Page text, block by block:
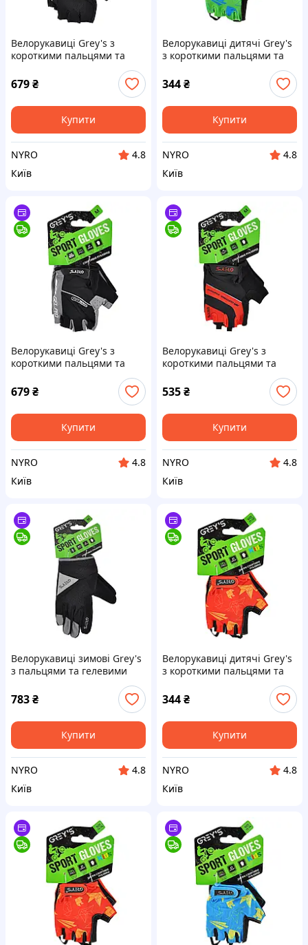
Велорукавиці Grey's з
короткими пальцями та
гелевими вставками, чорні
L GR18113 cx.
679₴
Купити
NYRO
4.8
Київ
Велорукавиці дитячі Grey's
з короткими пальцями та
зелено-чорні (розмір 11-12)
GR18714 cx.
344₴
Купити
NYRO
4.8
Київ
Велорукавиці Grey's з
короткими пальцями та
чорно-сірі М GR18132 cx.
679₴
Купити
NYRO
4.8
Київ
Велорукавиці Grey's з
короткими пальцями та
чорно-червоні М GR18332
cx.
535₴
Купити
NYRO
4.8
Київ
Велорукавиці зимові Grey's
з пальцями та гелевими
GR18412 cx.
783₴
Купити
NYRO
4.8
Київ
Велорукавиці дитячі Grey's
з короткими пальцями та
червоно-чорні (розмір 11-
12) GR18734 cx.
344₴
Купити
NYRO
4.8
Київ